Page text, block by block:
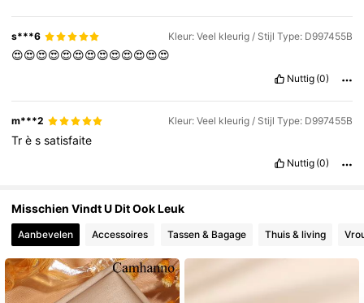
s***6 Kleur: Veel kleurig / Stijl Type: D997455B
😍😍😍😍😍😍😍😍😍😍😍😍😍
Nuttig (0)
m***2 Kleur: Veel kleurig / Stijl Type: D997455B
Trèssatisfaite
Nuttig (0)
Misschien Vindt U Dit Ook Leuk
Aanbevelen Accessoires Tassen & Bagage Thuis & living